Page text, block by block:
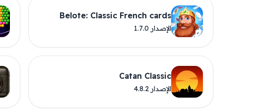
Belote: Classic French cards
الإصدار 1.7.0
Catan Classic
الإصدار 4.8.2